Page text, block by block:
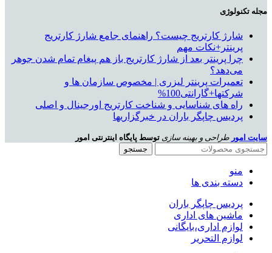
مجله تکنولوژی
شارژ کارتریج چیست؟ راهنمای جامع شارژ کارتریج
پرینتر+نکات مهم
چرا پرینتر بعد از شارژ کارتریج باز هم پیغام تمام شدن جوهر
می‌دهد؟
تعمیرات پرینتر لیزری | مخصوص سازمان ها و
شرکتها+گارانتی100%
راه های شناسایی و شناخت کارتریج اورجینال و اصلی
پردیس چاپگر باران در خبرگزاریها
سایت امور طراحی و بهینه سازی توسط پایگاه اینترنتی امور
جستجو
منو
دسته بندی ها
پردیس چاپگر باران
ماشین های اداری
لوازم اداری،بایگانی
لوازم التحریر